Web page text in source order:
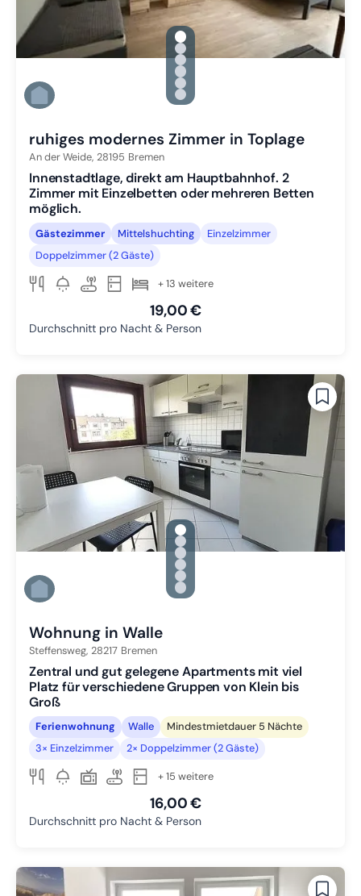
gallery.slide_selector
Zu Slide 1 wechseln
Zu Slide 2 wechseln
Zu Slide 3 wechseln
Zu Slide 4 wechseln
Zu Slide 5 wechseln
Zu Slide 6 wechseln
ruhiges modernes Zimmer in Toplage
An der Weide, 28195 Bremen
Innenstadtlage, direkt am Hauptbahnhof. 2
Zimmer mit Einzelbetten oder mehreren Betten
möglich.
Gästezimmer Mittelshuchting
Einzelzimmer
Doppelzimmer (2 Gäste)
+ 13 weitere
19,00 €
Durchschnitt pro Nacht & Person
gallery.slide_selector
Zu Slide 1 wechseln
Zu Slide 2 wechseln
Zu Slide 3 wechseln
Zu Slide 4 wechseln
Zu Slide 5 wechseln
Zu Slide 6 wechseln
Wohnung in Walle
Steffensweg, 28217 Bremen
Zentral und gut gelegene Apartments mit viel
Platz für verschiedene Gruppen von Klein bis
Groß
Ferienwohnung Walle
Mindestmietdauer 5 Nächte
3× Einzelzimmer
2× Doppelzimmer (2 Gäste)
+ 15 weitere
16,00 €
Durchschnitt pro Nacht & Person